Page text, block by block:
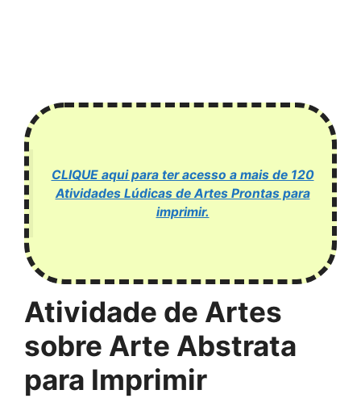
CLIQUE aqui para ter acesso a mais de 120
Atividades Lúdicas de Artes Prontas para
imprimir.
Atividade de Artes
sobre Arte Abstrata
para Imprimir